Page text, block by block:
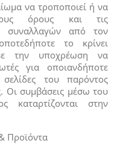
να τροποποιεί ή να
όρους και τις
συναλλαγών από τον
το κρίνει
την υποχρέωση να
για οποιανδήποτε
του παρόντος
Οι συμβάσεις μέσω του
καταρτίζονται στην
Προϊόντα